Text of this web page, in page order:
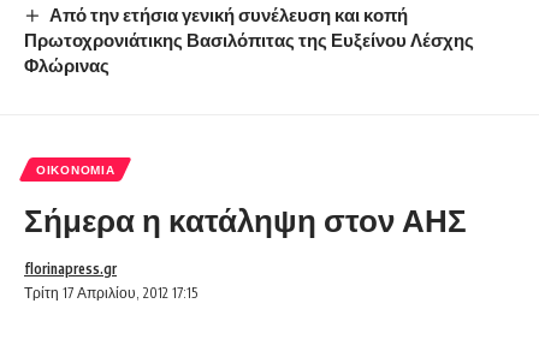
Από την ετήσια γενική συνέλευση και κοπή
Πρωτοχρονιάτικης Βασιλόπιτας της Ευξείνου Λέσχης
Φλώρινας
ΟΙΚΟΝΟΜΊΑ
Σήμερα η κατάληψη στον ΑΗΣ
Τρίτη 17 Απριλίου, 2012 17:15
florinapress.gr